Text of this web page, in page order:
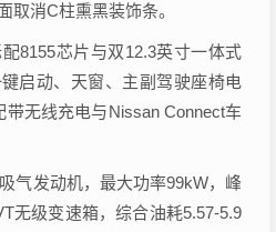
取消C柱熏黑装饰条。
8155芯片与双12.3英寸一体式
启动、天窗、主副驾驶座椅电
无线充电与Nissan Connect车
气发动机，最大功率99kW，峰
无级变速箱，综合油耗5.57-5.9